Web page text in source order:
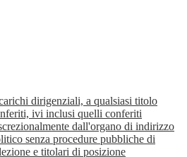
dirigenziali, a qualsiasi titolo
ivi inclusi quelli conferiti
dall'organo di indirizzo
senza procedure pubbliche di
e titolari di posizione